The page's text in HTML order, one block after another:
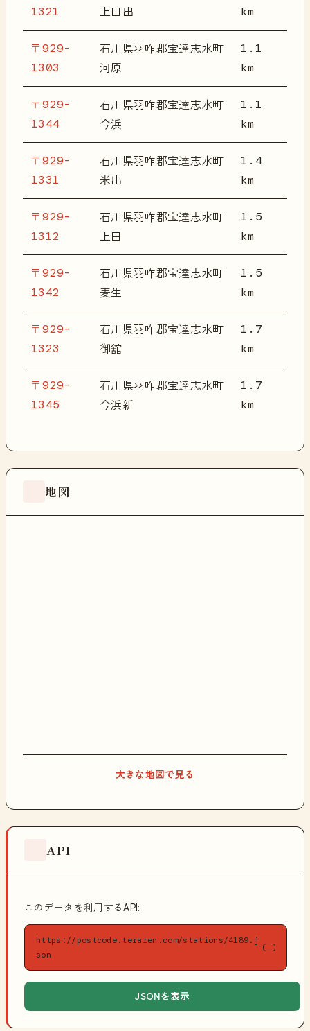
1321 上田出 km
〒929-
1303
石川県羽咋郡宝達志水町
河原
1.1
km
〒929-
1344
石川県羽咋郡宝達志水町
今浜
1.1
km
〒929-
1331
石川県羽咋郡宝達志水町
米出
1.4
km
〒929-
1312
石川県羽咋郡宝達志水町
上田
1.5
km
〒929-
1342
石川県羽咋郡宝達志水町
麦生
1.5
km
〒929-
1323
石川県羽咋郡宝達志水町
御舘
1.7
km
〒929-
1345
石川県羽咋郡宝達志水町
今浜新
1.7
km
地図
大きな地図で見る
API
このデータを利用するAPI:
https://postcode.teraren.com/stations/4189.j
son
JSONを表示